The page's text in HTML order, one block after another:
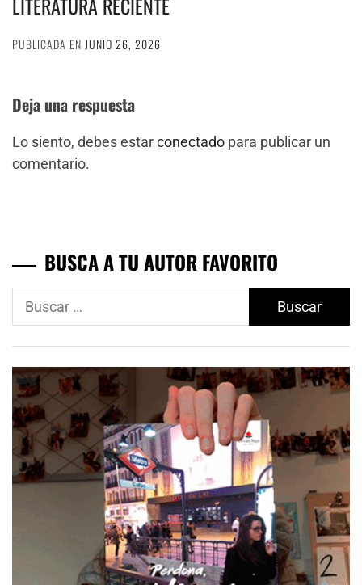
LITERATURA RECIENTE
PUBLICADA EN JUNIO 26, 2026
Deja una respuesta
Lo siento, debes estarconectado para publicar un
comentario.
BUSCA A TU AUTOR FAVORITO
Buscar: